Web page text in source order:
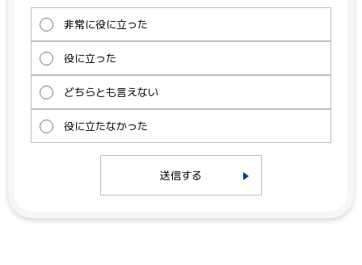
非常に役に立った
役に立った
どちらとも言えない
役に立たなかった
送信する